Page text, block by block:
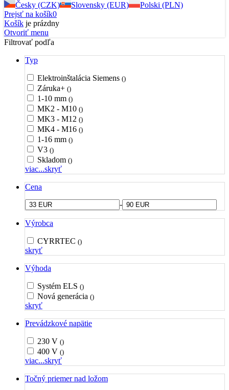
Česky (CZK)
Slovensky (EUR)
Polski (PLN)
Prejsť na košík0
Košík je prázdny
Otvoriť menu
Filtrovať podľa
Typ
Elektroinštalácia Siemens ()
Záruka+ ()
1-10 mm ()
MK2 - M10 ()
MK3 - M12 ()
MK4 - M16 ()
1-16 mm ()
V3 ()
Skladom ()
viac...skryť
Cena
-
Výrobca
CYRRTEC ()
skryť
Výhoda
Systém ELS ()
Nová generácia ()
skryť
Prevádzkové napätie
230 V ()
400 V ()
viac...skryť
Točný priemer nad ložom